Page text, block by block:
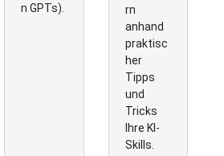
n GPTs).
rn
anhand
praktisc
her
Tipps
und
Tricks
Ihre KI-
Skills.